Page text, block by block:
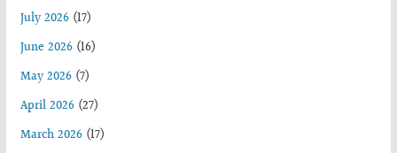
July 2026(17)
June 2026(16)
May 2026(7)
April 2026(27)
March 2026(17)